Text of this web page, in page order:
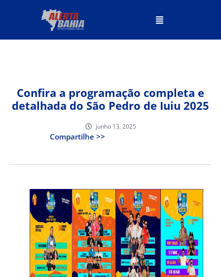
Confira a programação completa e
detalhada do São Pedro de Iuiu 2025
junho 13, 2025
Compartilhe >>